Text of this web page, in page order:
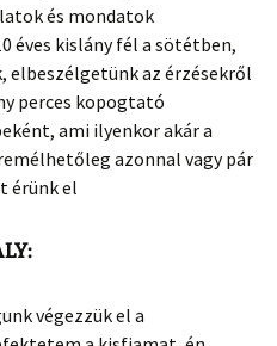
és mondatok
éves kislány fél a sötétben,
elbeszélgetünk az érzésekről
perces kopogtató
ami ilyenkor akár a
azonnal vagy pár
érünk el
végezzük el a